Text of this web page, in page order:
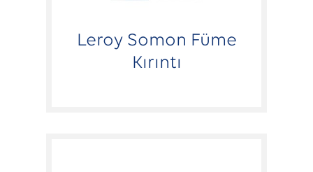
Leroy Somon Füme
Kırıntı